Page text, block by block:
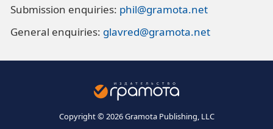
Submission enquiries: phil@gramota.net
General enquiries: glavred@gramota.net
Copyright © 2026 Gramota Publishing, LLC